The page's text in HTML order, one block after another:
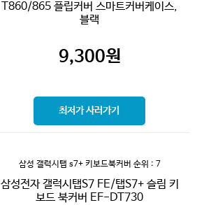
T860/865 플립커버 스마트커버케이스,
블랙
9,300원
최저가 사러가기
삼성 갤럭시탭 s7+ 키보드북커버 순위 : 7
삼성전자 갤럭시탭S7 FE/탭S7+ 슬림 키
보드 북커버 EF-DT730